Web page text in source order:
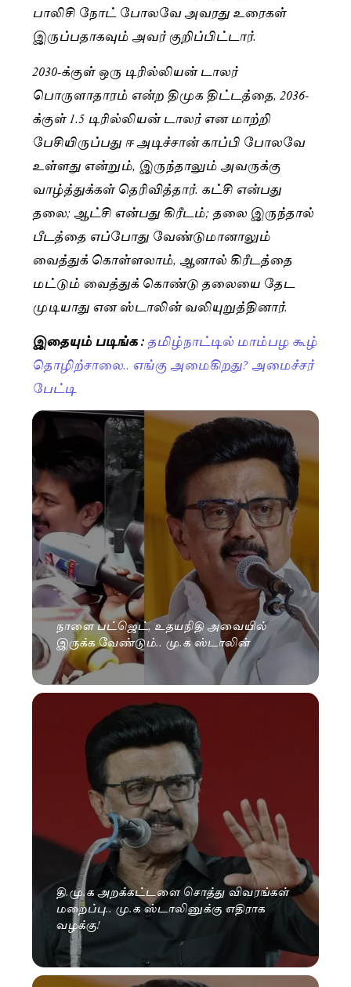
பாலிசி நோட் போலவே அவரது உரைகள்
இருப்பதாகவும் அவர் குறிப்பிட்டார்.
2030-க்குள் ஒரு டிரில்லியன் டாலர்
பொருளாதாரம் என்ற திமுக திட்டத்தை, 2036-
க்குள் 1.5 டிரில்லியன் டாலர் என மாற்றி
பேசியிருப்பது ஈ அடிச்சான் காப்பி போலவே
உள்ளது என்றும், இருந்தாலும் அவருக்கு
வாழ்த்துக்கள் தெரிவித்தார். கட்சி என்பது
தலை; ஆட்சி என்பது கிரீடம்; தலை இருந்தால்
பீடத்தை எப்போது வேண்டுமானாலும்
வைத்துக் கொள்ளலாம், ஆனால் கிரீடத்தை
மட்டும் வைத்துக் கொண்டு தலையை தேட
முடியாது என ஸ்டாலின் வலியுறுத்தினார்.
இதையும் படிங்க :தமிழ்நாட்டில் மாம்பழ கூழ்
தொழிற்சாலை.. எங்கு அமைகிறது? அமைச்சர்
பேட்டி
நாளை பட்ஜெட், உதயநிதி அவையில்
இருக்க வேண்டும்.. மு.க ஸ்டாலின்
தி.மு.க அறக்கட்டளை சொத்து விவரங்கள்
மறைப்பு.. மு.க ஸ்டாலினுக்கு எதிராக
வழக்கு!